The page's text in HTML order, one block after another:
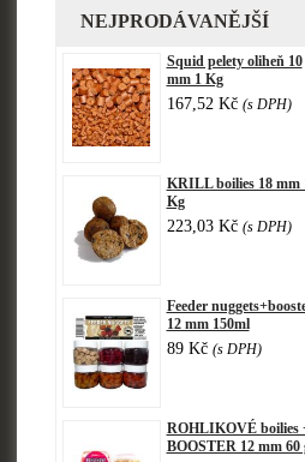
NEJPRODÁVANĚJŠÍ
Squid pelety oliheň 10
mm 1 Kg
167,52 Kč (s DPH)
KRILL boilies 18 mm
Kg
223,03 Kč (s DPH)
Feeder
12 mm 150ml
89 Kč (s DPH)
ROHLIKOVÉ boilies
BOOSTER 12 mm 60